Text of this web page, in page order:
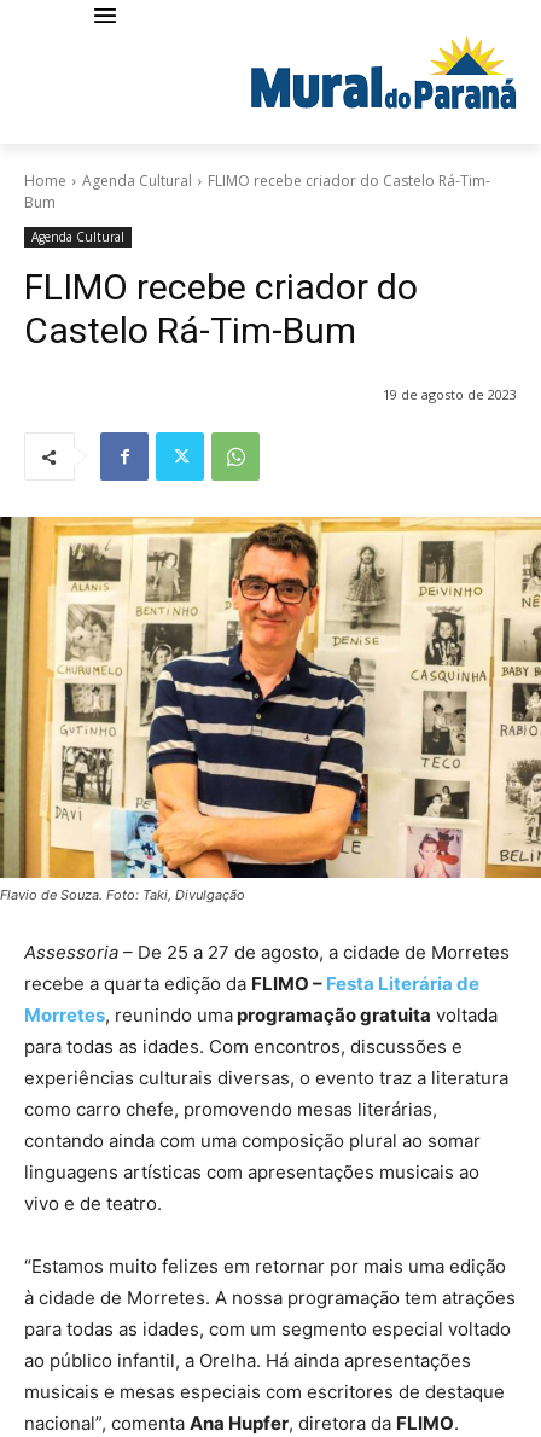
Home Agenda Cultural
FLIMO recebe criador do Castelo Rá-Tim-
Bum
Agenda Cultural
FLIMO recebe criador do
Castelo Rá-Tim-Bum
19 de agosto de 2023
Flavio de Souza. Foto: Taki, Divulgação
Assessoria – De 25 a 27 de agosto, a cidade de Morretes
recebe a quarta edição da FLIMO – Festa Literária de
Morretes, reunindo umaprogramação gratuita voltada
para todas as idades. Com encontros, discussões e
experiências culturais diversas, o evento traz a literatura
como carro chefe, promovendo mesas literárias,
contando ainda com uma composição plural ao somar
linguagens artísticas com apresentações musicais ao
vivo e de teatro.
“Estamos muito felizes em retornar por mais uma edição
à cidade de Morretes. A nossa programação tem atrações
para todas as idades, com um segmento especial voltado
ao público infantil, a Orelha. Há ainda apresentações
musicais e mesas especiais com escritores de destaque
nacional”, comenta Ana Hupfer, diretora da FLIMO.